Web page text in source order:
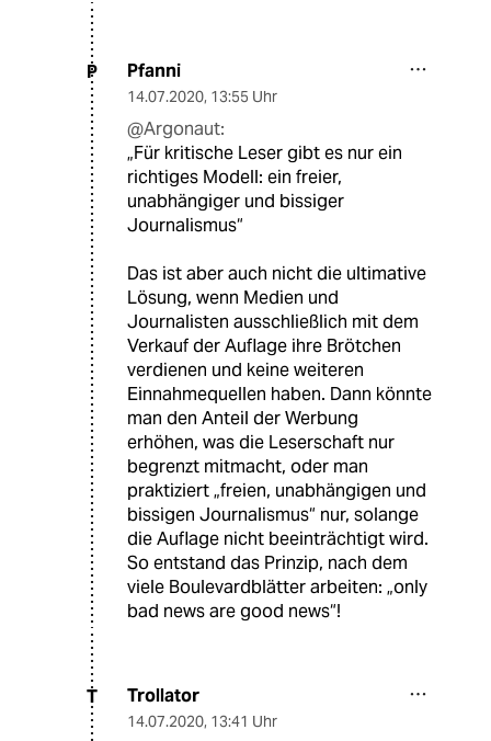
P Pfanni
14.07.2020, 13:55 Uhr
@Argonaut:
„Für kritische Leser gibt es nur ein
richtiges Modell: ein freier,
unabhängiger und bissiger
Journalismus“
Das ist aber auch nicht die ultimative
Lösung, wenn Medien und
Journalisten ausschließlich mit dem
Verkauf der Auflage ihre Brötchen
verdienen und keine weiteren
Einnahmequellen haben. Dann könnte
man den Anteil der Werbung
erhöhen, was die Leserschaft nur
begrenzt mitmacht, oder man
praktiziert „freien, unabhängigen und
bissigen Journalismus“ nur, solange
die Auflage nicht beeinträchtigt wird.
So entstand das Prinzip, nach dem
viele Boulevardblätter arbeiten: „only
bad news are good news“!
T Trollator
14.07.2020, 13:41 Uhr